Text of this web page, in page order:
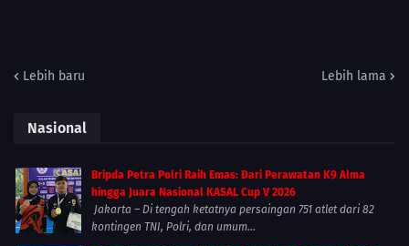
Lebih baru Lebih lama
Nasional
Bripda Petra Polri Raih Emas: Dari Perawatan K9 Alma
hingga Juara Nasional KASAL Cup V 2026
Jakarta – Di tengah ketatnya persaingan 751 atlet dari 82
kontingen TNI, Polri, dan umum...